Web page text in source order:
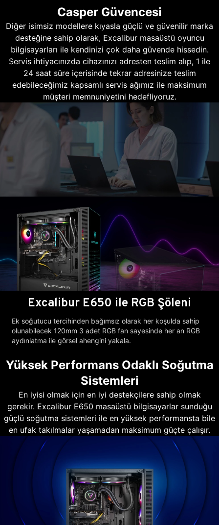
Casper Güvencesi
Diğer isimsiz modellere kıyasla güçlü ve güvenilir marka
desteğine sahip olarak, Excalibur masaüstü oyuncu
bilgisayarları ile kendinizi çok daha güvende hissedin.
Servis ihtiyacınızda cihazınızı adresten teslim alıp, 1 ile
24 saat süre içerisinde tekrar adresinize teslim
edebileceğimiz kapsamlı servis ağımız ile maksimum
müşteri memnuniyetini hedefliyoruz.
Excalibur E650 ile RGB Şöleni
Ek soğutucu tercihinden bağımsız olarak her koşulda sahip
olunabilecek 120mm 3 adet RGB fan sayesinde her an RGB
aydınlatma ile görsel ahengini yakala.
Yüksek Performans Odaklı Soğutma
Sistemleri
En iyisi olmak için en iyi destekçilere sahip olmak
gerekir. Excalibur E650 masaüstü bilgisayarlar sunduğu
güçlü soğutma sistemleri ile en yüksek performansta bile
en ufak takılmalar yaşamadan maksimum güçte çalışır.